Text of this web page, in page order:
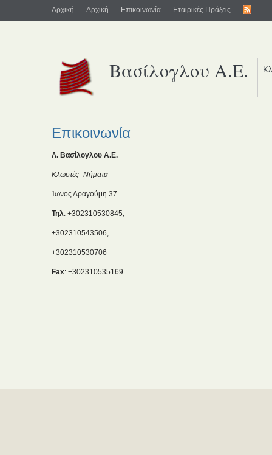
Αρχική Αρχική Επικοινωνία Εταιρικές Πράξεις
Βασίλογλου Α.Ε.
Επικοινωνία
Λ. Βασίλογλου Α.Ε.
Κλωστές- Νήματα
Ίωνος Δραγούμη 37
Τηλ. +302310530845,
+302310543506,
+302310530706
Fax: +302310535169